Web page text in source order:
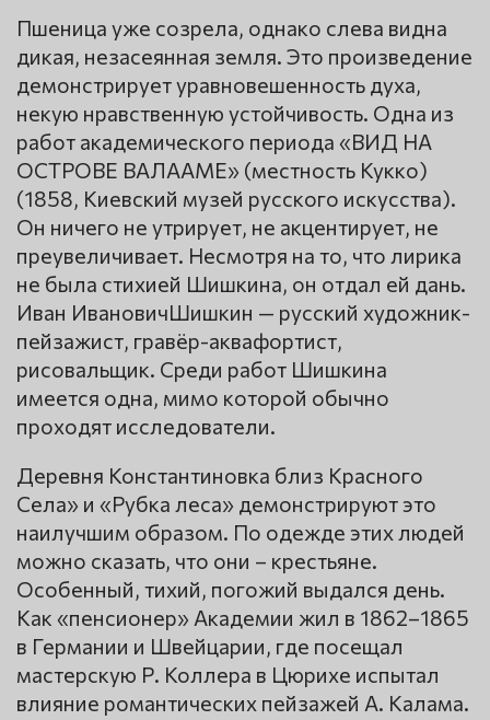
Пшеница уже созрела, однако слева видна
дикая, незасеянная земля. Это произведение
демонстрирует уравновешенность духа,
некую нравственную устойчивость. Одна из
работ академического периода «ВИД НА
ОСТРОВЕ ВАЛААМЕ» (местность Кукко)
(1858, Киевский музей русского искусства).
Он ничего не утрирует, не акцентирует, не
преувеличивает. Несмотря на то, что лирика
не была стихией Шишкина, он отдал ей дань.
Иван ИвановичШишкин — русский художник-
пейзажист, гравёр-аквафортист,
рисовальщик. Среди работ Шишкина
имеется одна, мимо которой обычно
проходят исследователи.
Деревня Константиновка близ Красного
Села» и «Рубка леса» демонстрируют это
наилучшим образом. По одежде этих людей
можно сказать, что они – крестьяне.
Особенный, тихий, погожий выдался день.
Как «пенсионер» Академии жил в 1862–1865
в Германии и Швейцарии, где посещал
мастерскую Р. Коллера в Цюрихе испытал
влияние романтических пейзажей А. Калама.